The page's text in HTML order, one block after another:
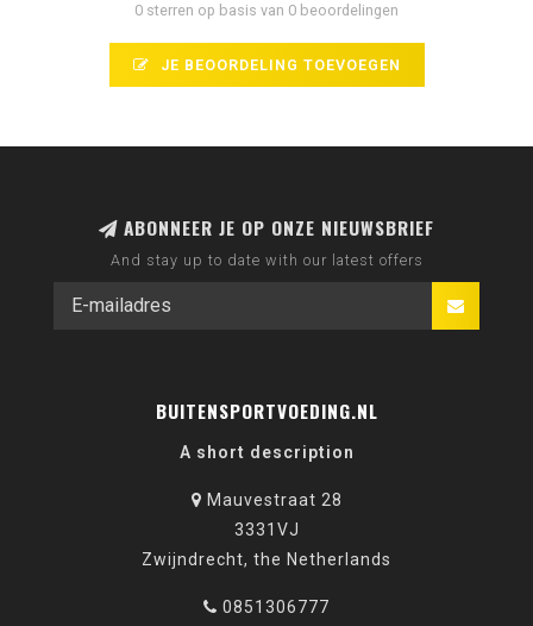
0 sterren op basis van 0 beoordelingen
JE BEOORDELING TOEVOEGEN
ABONNEER JE OP ONZE NIEUWSBRIEF
And stay up to date with our latest offers
BUITENSPORTVOEDING.NL
A short description
Mauvestraat 28
3331VJ
Zwijndrecht, the Netherlands
0851306777